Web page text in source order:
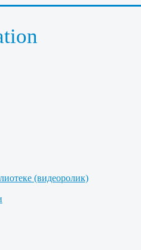
(видеоролик)